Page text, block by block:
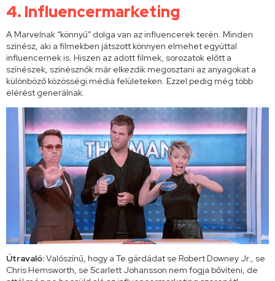
4. Influencermarketing
A Marvelnak “könnyű” dolga van az influencerek terén. Minden
színész, aki a filmekben játszott könnyen elmehet egyúttal
influencernek is. Hiszen az adott filmek, sorozatok előtt a
színészek, színésznők már elkezdik megosztani az anyagokat a
különböző közösségi média felületeken. Ezzel pedig még több
elérést generálnak.
Útravaló:Valószínű, hogy a Te gárdádat se Robert Downey Jr., se
Chris Hemsworth, se Scarlett Johansson nem fogja bővíteni, de